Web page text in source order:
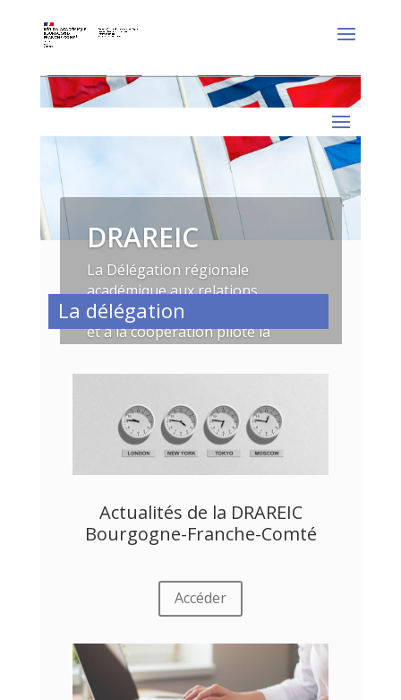
DRAREIC
La Délégation régionale
académique aux relations
européennes et internationales
et à la coopération pilote la
internationale de la région
Nous accompagnons les
établissements scolaires et les
personnels dans la mise en place
de projets internationaux.
La délégation
Actualités de la DRAREIC
Bourgogne-Franche-Comté
Accéder